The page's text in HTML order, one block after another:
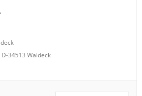
den Edersee gelegen Komfort –
34513 Waldeck